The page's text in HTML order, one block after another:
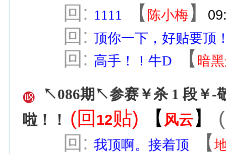
回: 1111 【 陈小梅 】
回: 顶你一下，好贴要顶
回: 高手！！牛D 【 暗
↖086期↖参赛￥杀 1 段￥-
啦！！ (回 12贴) 【 风云 】 (
回: 我顶啊。接着顶 【